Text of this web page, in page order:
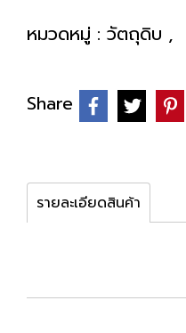
หมวดหมู่ : วัตถุดิบ ,
Share
รายละเอียดสินค้า